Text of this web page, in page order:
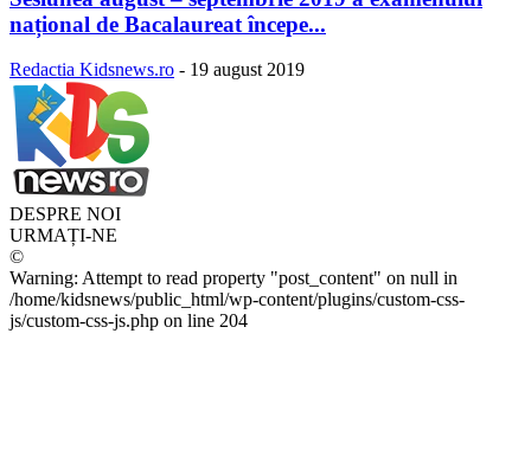
național de Bacalaureat începe...
Redactia Kidsnews.ro - 19 august 2019
DESPRE NOI
URMAȚI-NE
©
Warning: Attempt to read property "post_content" on null in
/home/kidsnews/public_html/wp-content/plugins/custom-css-
js/custom-css-js.php on line 204